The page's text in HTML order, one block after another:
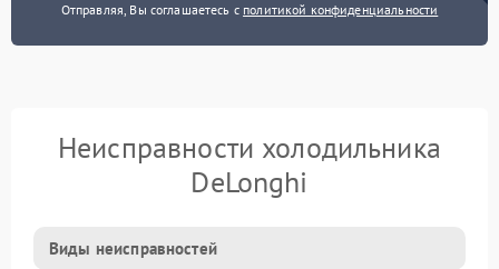
Отправляя, Вы соглашаетесь с политикой конфиденциальности
Неисправности холодильника
DeLonghi
Виды неисправностей